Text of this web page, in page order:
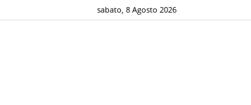
sabato, 8 Agosto 2026